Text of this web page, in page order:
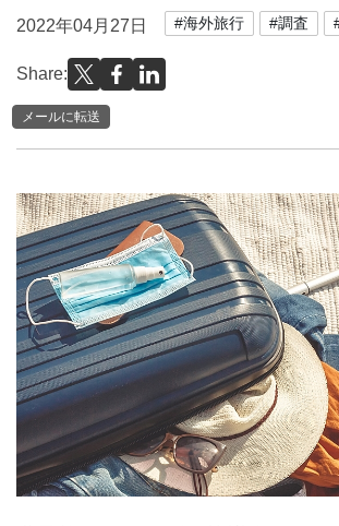
2022年04月27日 #海外旅行 #調査
Share:
メールに転送